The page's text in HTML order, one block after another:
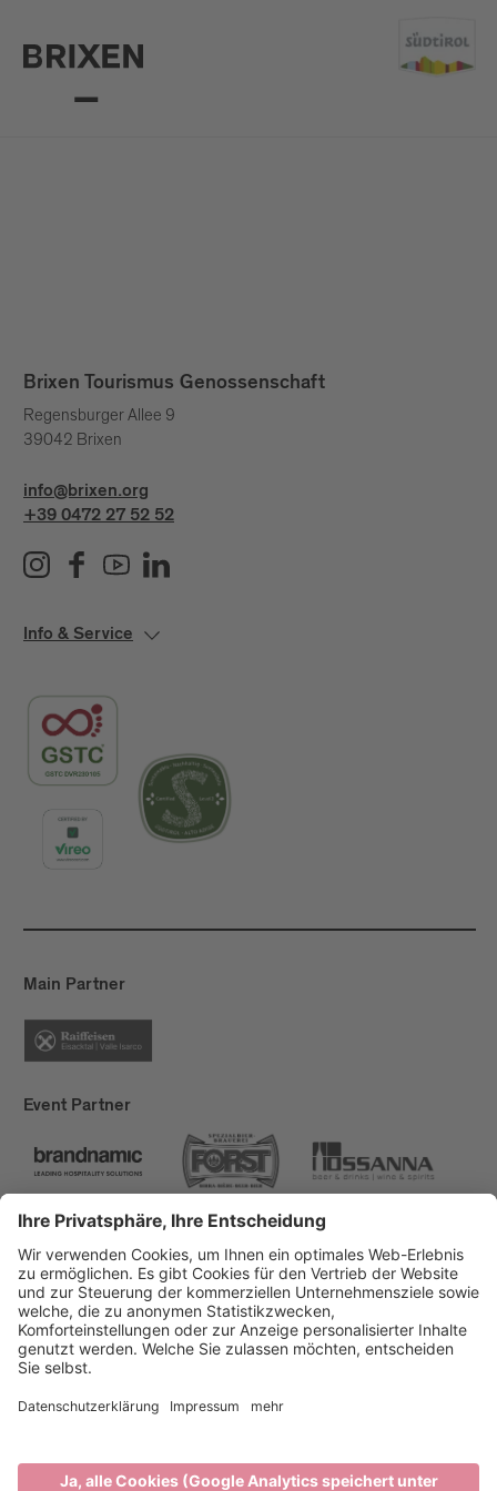
Brixen Tourismus Genossenschaft
Regensburger Allee 9
39042 Brixen
info@brixen.org
+39 0472 27 52 52
Info & Service
Main Partner
Event Partner
Brixen Tourismus
Privacy
Impressum
Förderungen
produced by